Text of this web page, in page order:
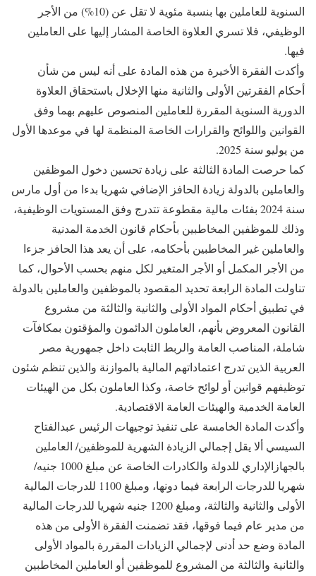
السنوية للعاملين بها بنسبة مئوية لا تقل عن (10%) من الأجر
الوظيفي، فلا تسري العلاوة الخاصة المشار إليها على العاملين
فيها.
وأكدت الفقرة الأخيرة من هذه المادة على أنه ليس من شأن
أحكام الفقرتين الأولى والثانية منها الإخلال باستحقاق العلاوة
الدورية السنوية المقررة للعاملين المنصوص عليهم بهما وفق
القوانين واللوائح والقرارات الخاصة المنظمة لها في موعدها الأول
من يوليو سنة 2025.
كما حرصت المادة الثالثة على زيادة تحسين دخول الموظفين
والعاملين بالدولة زيادة الحافز الإضافي شهريا بدءا من أول مارس
سنة 2024 بفئات مالية مقطوعة تتدرج وفق المستويات الوظيفية،
وذلك للموظفين المخاطبين بأحكام قانون الخدمة المدنية
والعاملين غير المخاطبين بأحكامه، على أن يعد هذا الحافز جزءا
من الأجر المكمل أو الأجر المتغير لكل منهم بحسب الأحوال، كما
تناولت المادة الرابعة تحديد المقصود بالموظفين والعاملين بالدولة
في تطبيق أحكام المواد الأولى والثانية والثالثة من مشروع
القانون المعروض بأنهم، العاملون الدائمون والمؤقتون بمكافآت
شاملة، المناصب العامة والربط الثابت داخل جمهورية مصر
العربية الذين تدرج اعتماداتهم المالية بالموازنة والذين تنظم شئون
توظيفهم قوانين أو لوائح خاصة، وكذا العاملون بكل من الهيئات
العامة الخدمية والهيئات العامة الاقتصادية.
وأكدت المادة الخامسة على تنفيذ توجيهات الرئيس عبدالفتاح
السيسي ألا يقل إجمالي الزيادة الشهرية للموظفين/ العاملين
بالجهازالإداري للدولة والكادرات الخاصة عن مبلغ 1000 جنيه/
شهريا للدرجات الرابعة فيما دونها، ومبلغ 1100 للدرجات المالية
الأولى والثانية والثالثة، ومبلغ 1200 جنيه شهريا للدرجات المالية
من مدير عام فيما فوقها، فقد تضمنت الفقرة الأولى من هذه
المادة وضع حد أدنى لإجمالي الزيادات المقررة بالمواد الأولى
والثانية والثالثة من المشروع للموظفين أو العاملين المخاطبين